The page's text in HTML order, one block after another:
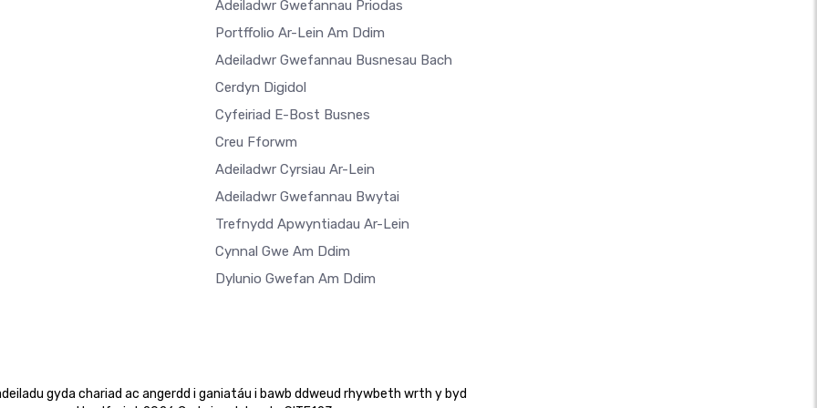
Adeiladwr Gwefannau Priodas
Portffolio Ar-Lein Am Ddim
Adeiladwr Gwefannau Busnesau Bach
Cerdyn Digidol
Cyfeiriad E-Bost Busnes
Creu Fforwm
Adeiladwr Cyrsiau Ar-Lein
Adeiladwr Gwefannau Bwytai
Trefnydd Apwyntiadau Ar-Lein
Cynnal Gwe Am Ddim
Dylunio Gwefan Am Ddim
gyda chariad ac angerdd i ganiatáu i bawb ddweud rhywbeth wrth y byd